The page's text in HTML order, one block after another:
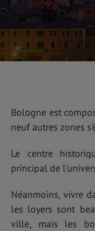
Bologne est
neuf autres zones
Le centre
principal de
Néanmoins, vivre
les loyers sont
ville, mais les